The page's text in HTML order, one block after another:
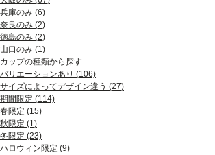
兵庫のみ (6)
奈良のみ (2)
徳島のみ (2)
山口のみ (1)
カップの種類から探す
バリエーションあり (106)
サイズによってデザイン違う (27)
期間限定 (114)
春限定 (15)
秋限定 (1)
冬限定 (23)
ハロウィン限定 (9)